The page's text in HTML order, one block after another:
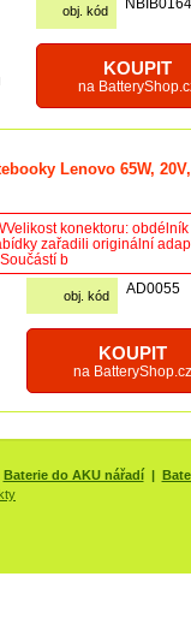
obj. kód
KOUPIT
na
Lenovo 65W,
konektoru: obdélník
zařadili originální
b
obj. kód AD0055
KOUPIT
na BatteryShop.cz
Baterie do AKU nářadí|